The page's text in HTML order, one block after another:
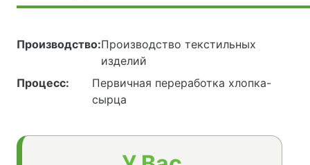
Производство:Производство текстильных
изделий
Процесс:
Первичная переработка хлопка-
сырца